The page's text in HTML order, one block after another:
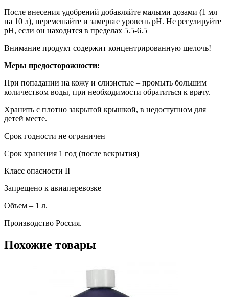
После внесения удобрений добавляйте малыми дозами (1 мл
на 10 л), перемешайте и замерьте уровень рН. Не регулируйте
рН, если он находится в пределах 5.5-6.5
Внимание продукт содержит концентрированную щелочь!
Меры предосторожности:
При попадании на кожу и слизистые – промыть большим
количеством воды, при необходимости обратиться к врачу.
Хранить с плотно закрытой крышкой, в недоступном для
детей месте.
Срок годности не ограничен
Срок хранения 1 год (после вскрытия)
Класс опасности II
Запрещено к авиаперевозке
Объем – 1 л.
Производство Россия.
Похожие товары